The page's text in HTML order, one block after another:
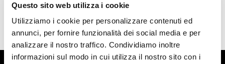
Questo sito web utilizza i cookie
Utilizziamo i cookie per personalizzare contenuti ed
annunci, per fornire funzionalità dei social media e per
analizzare il nostro traffico. Condividiamo inoltre
informazioni sul modo in cui utilizza il nostro sito con i